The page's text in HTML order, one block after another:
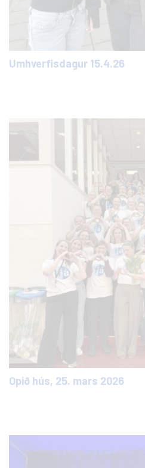
Umhverfisdagur 15.4.26
Opið hús, 25. mars 2026